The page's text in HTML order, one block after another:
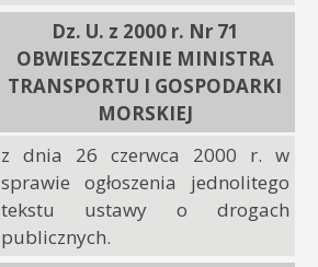
Dz. U. z 2000 r. Nr 71
OBWIESZCZENIE MINISTRA
TRANSPORTU I GOSPODARKI
MORSKIEJ
z dnia 26 czerwca 2000 r. w
sprawie ogłoszenia jednolitego
tekstu ustawy o drogach
publicznych.